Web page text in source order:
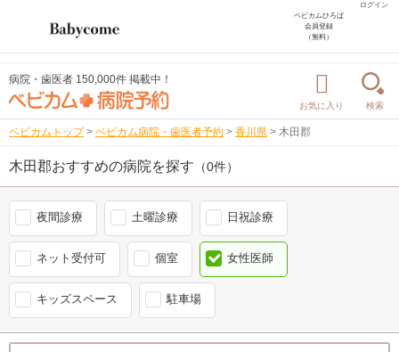
ログイン
ベビカムひろば
会員登録
（無料）
病院・歯医者 150,000件 掲載中！
お気に入り 検索
ベビカムトップ > ベビカム病院・歯医者予約 > 香川県 > 木田郡
木田郡おすすめの病院を探す （0件）
夜間診療 土曜診療 日祝診療
ネット受付可 個室 女性医師
キッズスペース 駐車場